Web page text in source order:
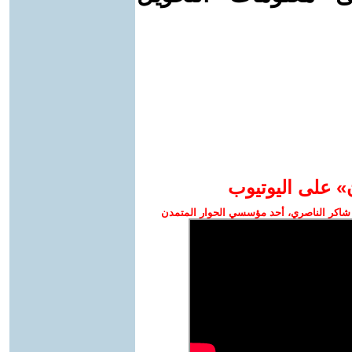
على اليوتيوب
الناصري، أحد مؤسسي الحوار المتمدن